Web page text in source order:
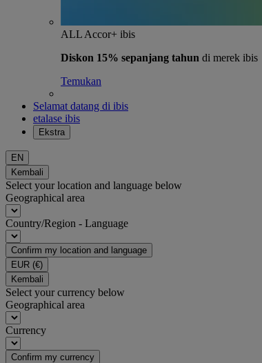
ALL Accor+ ibis
Diskon 15% sepanjang tahun di merek ibis
Temukan
Selamat datang di ibis
etalase ibis
Ekstra
EN
Kembali
Select your location and language below
Geographical area
Country/Region - Language
Confirm my location and language
EUR (€)
Kembali
Select your currency below
Geographical area
Currency
Confirm my currency